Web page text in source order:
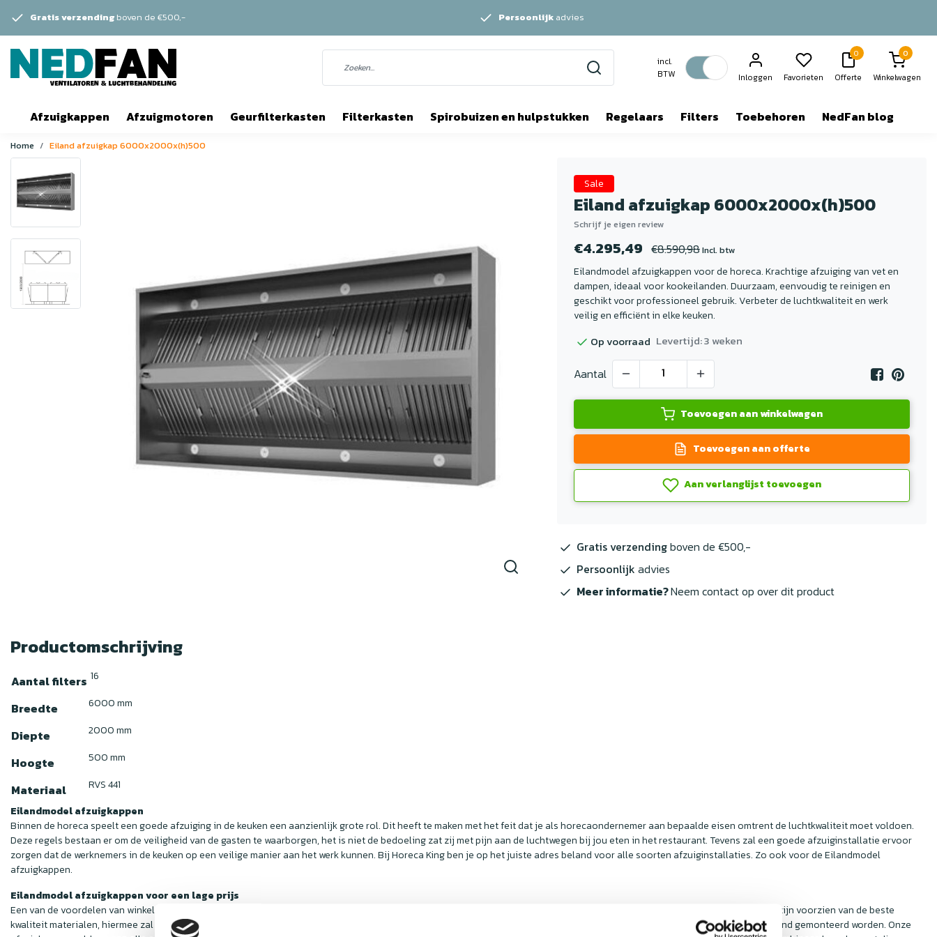
Gratis verzending boven de €500,- Persoonlijk advies
incl.
BTW
Inloggen Favorieten
0
Offerte
0
Winkelwagen
Afzuigkappen Afzuigmotoren Geurfilterkasten Filterkasten Spirobuizen en hulpstukken Regelaars Filters Toebehoren NedFan blog
Home Eiland afzuigkap 6000x2000x(h)500
Sale
Eiland afzuigkap 6000x2000x(h)500
Schrijf je eigen review
€4.295,49 €8.590,98Incl. btw
Eilandmodel afzuigkappen voor de horeca. Krachtige afzuiging van vet en
dampen, ideaal voor kookeilanden. Duurzaam, eenvoudig te reinigen en
geschikt voor professioneel gebruik. Verbeter de luchtkwaliteit en werk
veilig en efficiënt in elke keuken.
Op voorraad Levertijd: 3 weken
Aantal
Toevoegen aan winkelwagen
Toevoegen aan offerte
Aan verlanglijst toevoegen
Gratis verzendingboven de €500,-
Persoonlijk advies
Meer informatie?Neem contact op over dit product
Productomschrijving
Aantal filters 16
Breedte 6000 mm
Diepte 2000 mm
Hoogte 500 mm
Materiaal
RVS 441
Eilandmodel afzuigkappen
Binnen de horeca speelt een goede afzuiging in de keuken een aanzienlijk grote rol. Dit heeft te maken met het feit dat je als horecaondernemer aan bepaalde eisen omtrent de luchtkwaliteit moet voldoen.
Deze regels bestaan er om de veiligheid van de gasten te waarborgen, het is niet de bedoeling zat zij met pijn aan de luchtwegen bij jou eten in het restaurant. Tevens zal een goede afzuiginstallatie ervoor
zorgen dat de werknemers in de keuken op een veilige manier aan het werk kunnen. Bij Horeca King ben je op het juiste adres beland voor alle soorten afzuiginstallaties. Zo ook voor de Eilandmodel
afzuigkappen.
Eilandmodel afzuigkappen voor een lage prijs
Een van de voordelen van winkelen bij Horecaking is dat je nooit meer teveel hoeft te betalen voor jouw producten. Afzuiginstallaties van Horecaking voor bij een kookeiland zijn voorzien van de beste
kwaliteit materialen, hiermee zal je ontzettend veel vet uit de lucht kunnen filteren. In tegenstelling tot andere afzuigkappen kunnen de kappen die hier ziet boven een kookeiland gemonteerd worden. Onze